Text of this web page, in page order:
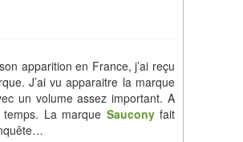
apparition en France, j’ai reçu
J’ai vu apparaitre la marque
un volume assez important. A
La marque Sauconyfait